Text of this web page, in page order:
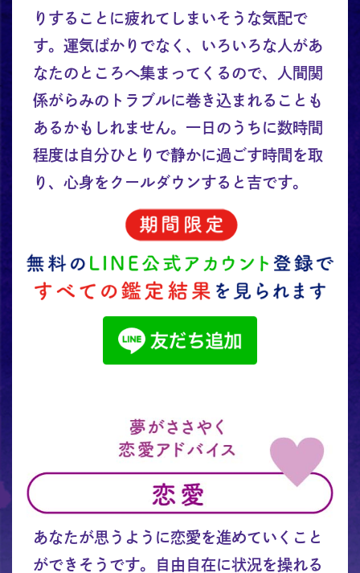
りすることに疲れてしまいそうな気配で
す。運気ばかりでなく、いろいろな人があ
なたのところへ集まってくるので、人間関
係がらみのトラブルに巻き込まれることも
あるかもしれません。一日のうちに数時間
程度は自分ひとりで静かに過ごす時間を取
り、心身をクールダウンすると吉です。
あなたが思うように恋愛を進めていくこと
ができそうです。自由自在に状況を操れる